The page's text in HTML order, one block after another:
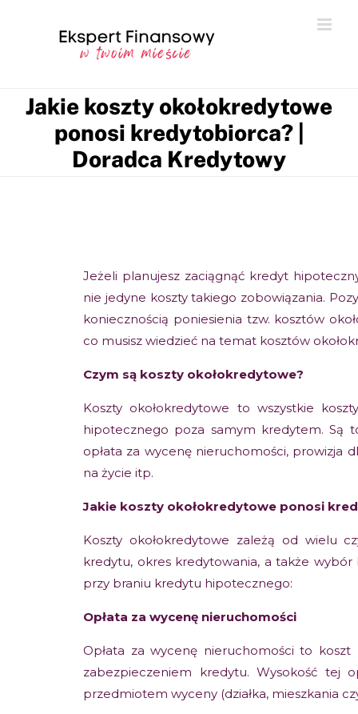
Jakie koszty okołokredytowe
ponosi kredytobiorca? |
Doradca Kredytowy
Jeżeli planujesz zaciągnąć kredyt
nie jedyne koszty takiego zobowiązania.
koniecznością poniesienia tzw. kosztów
co musisz wiedzieć na temat kosztów
Czym są koszty okołokredytowe?
Koszty okołokredytowe to wszystkie
hipotecznego poza samym kredytem. Są
opłata za wycenę nieruchomości, prowizja
na życie itp.
Jakie koszty okołokredytowe ponosi
Koszty okołokredytowe zależą od wielu
kredytu, okres kredytowania, a także
przy braniu kredytu hipotecznego:
Opłata za wycenę nieruchomości
Opłata za wycenę nieruchomości to
zabezpieczeniem kredytu. Wysokość tej
przedmiotem wyceny (działka, mieszkania